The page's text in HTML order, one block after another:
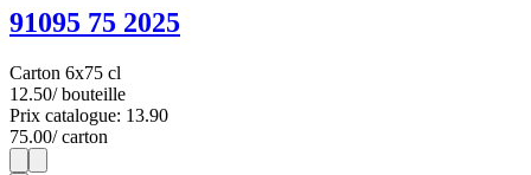
91095 75 2025
Carton 6x75 cl
12.50/ bouteille
Prix catalogue: 13.90
75.00/ carton
1